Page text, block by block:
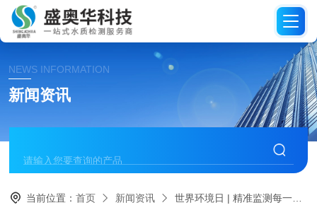
NEWS INFORMATION
新闻资讯
当前位置：首页 新闻资讯 世界环境日 | 精准监测每一滴水，盛奥华科技助力“全面绿色转型”